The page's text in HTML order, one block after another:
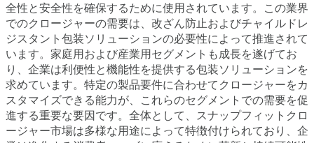
全性と安全性を確保するために使用されています。この業界
でのクロージャーの需要は、改ざん防止およびチャイルドレ
ジスタント包装ソリューションの必要性によって推進されて
います。家庭用および産業用セグメントも成長を遂げてお
り、企業は利便性と機能性を提供する包装ソリューションを
求めています。特定の製品要件に合わせてクロージャーをカ
スタマイズできる能力が、これらのセグメントでの需要を促
進する重要な要因です。全体として、スナップフィットクロ
ージャー市場は多様な用途によって特徴付けられており、企